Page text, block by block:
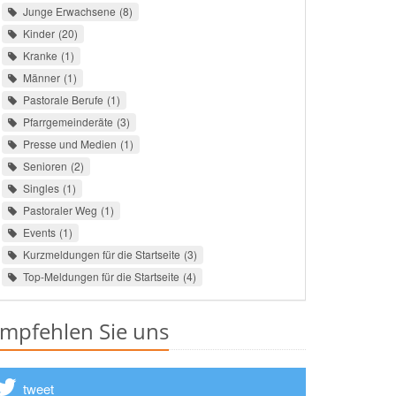
Junge Erwachsene 8
Kinder 20
Kranke 1
Männer 1
Pastorale Berufe 1
Pfarrgemeinderäte 3
Presse und Medien 1
Senioren 2
Singles 1
Pastoraler Weg 1
Events 1
Kurzmeldungen für die Startseite 3
Top-Meldungen für die Startseite 4
Sie uns
tweet